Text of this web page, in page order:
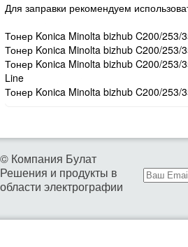
Для заправки рекомендуем
Тонер Konica Minolta bizhub C200/
Тонер Konica Minolta bizhub C200/
Тонер Konica Minolta bizhub C200/
Line
Тонер Konica Minolta bizhub C200/
© Компания Булат
Решения и продукты в
области электрографии